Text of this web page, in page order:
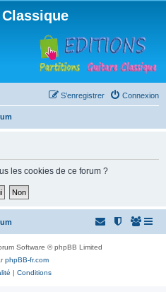
Connexion
S’enregistrer
les cookies de ce forum ?
Software © phpBB Limited
phpBB-fr.com
| Conditions